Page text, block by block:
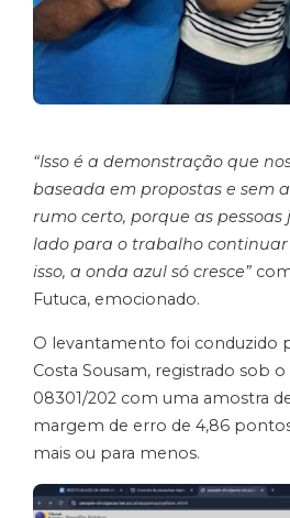
“Isso é a demonstração que
baseada em propostas e sem
rumo certo, porque as
lado para o trabalho
isso, a onda azul só cresce”
Futuca, emocionado.
O levantamento foi conduzido
Costa Sousam, registrado sob
08301/202 com uma amostra
margem de erro de 4,86
mais ou para menos.